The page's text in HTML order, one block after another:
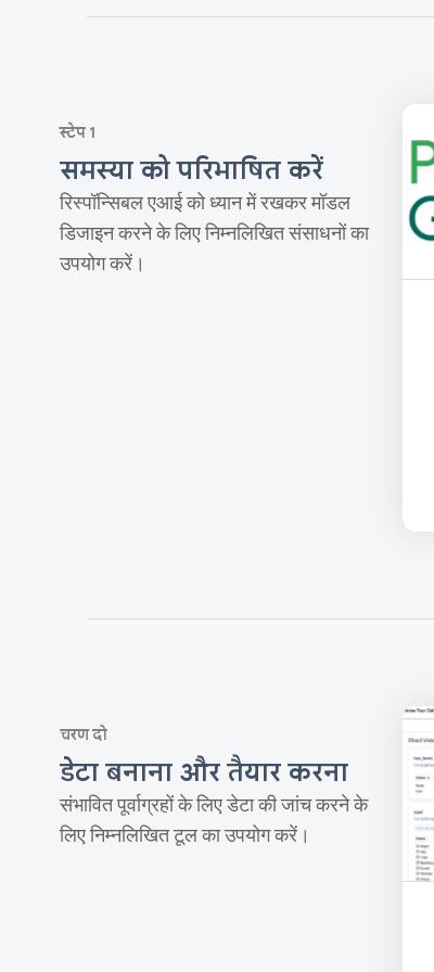
स्टेप 1
समस्या को परिभाषित करें
रिस्पॉन्सिबल एआई को ध्यान में रखकर मॉडल
डिजाइन करने के लिए निम्नलिखित संसाधनों का
उपयोग करें।
चरण दो
डेटा बनाना और तैयार करना
संभावित पूर्वाग्रहों के लिए डेटा की जांच करने के
लिए निम्नलिखित टूल का उपयोग करें।